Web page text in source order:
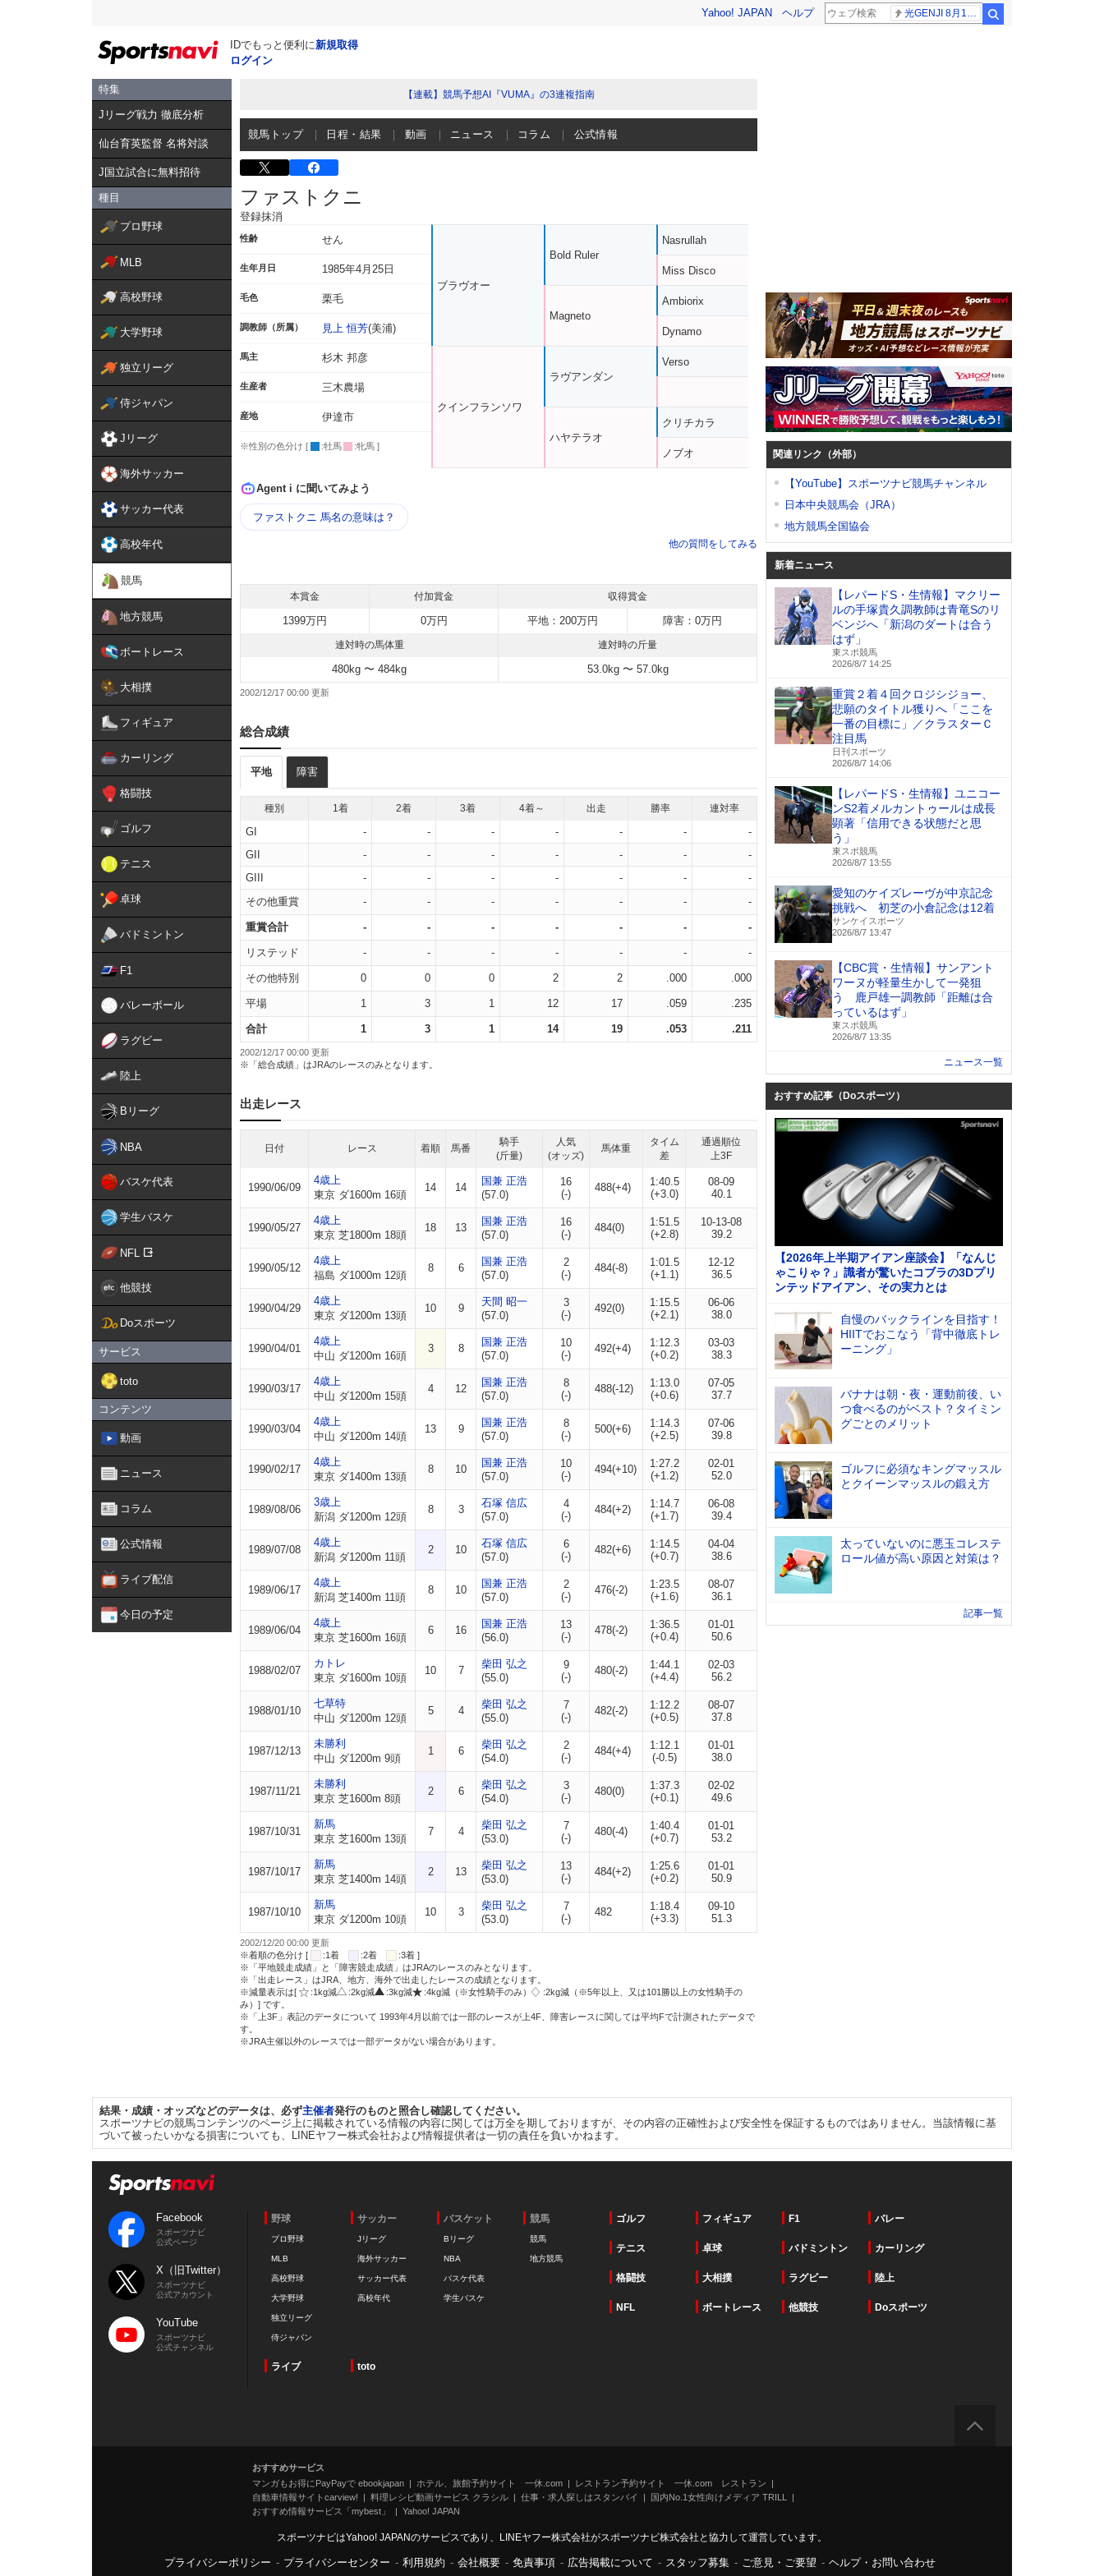
Yahoo! JAPAN ヘルプ
IDでもっと便利に新規取得
ログイン
特集
Jリーグ戦力 徹底分析
仙台育英監督 名将対談
J国立試合に無料招待
種目
プロ野球
MLB
高校野球
大学野球
独立リーグ
侍ジャパン
Jリーグ
海外サッカー
サッカー代表
高校年代
競馬
地方競馬
ボートレース
大相撲
フィギュア
カーリング
格闘技
ゴルフ
テニス
卓球
バドミントン
F1
バレーボール
ラグビー
陸上
Bリーグ
NBA
バスケ代表
学生バスケ
NFL
他競技
Doスポーツ
サービス
toto
コンテンツ
動画
ニュース
コラム
公式情報
ライブ配信
今日の予定
【連載】競馬予想AI『VUMA』の3連複指南
競馬トップ 日程・結果 動画 ニュース コラム 公式情報
ファストクニ
登録抹消
性齢 せん
生年月日 1985年4月25日
毛色 栗毛
調教師（所属） 見上 恒芳(美浦)
馬主 杉木 邦彦
生産者 三木農場
産地 伊達市
※性別の色分け [ :牡馬 :牝馬 ]
ブラヴオー
クインフランソワ
Bold Ruler
Magneto
ラヴアンダン
ハヤテラオ
Nasrullah
Miss Disco
Ambiorix
Dynamo
Verso
クリチカラ
ノブオ
Agent i に聞いてみよう
ファストクニ 馬名の意味は？
他の質問をしてみる
本賞金 付加賞金 収得賞金
1399万円 0万円 平地：200万円 障害：0万円
連対時の馬体重 連対時の斤量
480kg 〜 484kg 53.0kg 〜 57.0kg
2002/12/17 00:00
総合成績
平地 障害
種別 1着 2着 3着 4着～ 出走 勝率 連対率
GI - - - - - -
-
GII
- - - - - -
-
GIII
- - - - - -
-
その他重賞
- - - - - - -
重賞合計 - - - - - - -
リステッド - - - - - - -
その他特別 0 0 0 2 2 .000 .000
平場 1 3 1 12 17 .059 .235
合計 1 3 1 14 19 .053 .211
2002/12/17 00:00 更新
※「総合成績」はJRAのレースのみとなります。
出走レース
日付 レース 着順 馬番
騎手
(斤量)
人気
(オッズ)
馬体重
タイム
差
通過順位
上3F
1990/06/09
4歳上
東京 ダ1600m 16頭
14 14
国兼 正浩
(57.0)
16
(-)
488(+4)
1:40.5
(+3.0)
08-09
40.1
1990/05/27
4歳上
東京 芝1800m 18頭
18 13
国兼 正浩
(57.0)
16
(-)
484(0)
1:51.5
(+2.8)
10-13-08
39.2
1990/05/12
4歳上
福島 ダ1000m 12頭
8 6
国兼 正浩
(57.0)
2
(-)
484(-8)
1:01.5
(+1.1)
12-12
36.5
1990/04/29
4歳上
東京 ダ1200m 13頭
10 9
天間 昭一
(57.0)
3
(-)
492(0)
1:15.5
(+2.1)
06-06
38.0
1990/04/01
4歳上
中山 ダ1200m 16頭
3 8
国兼 正浩
(57.0)
10
(-)
492(+4)
1:12.3
(+0.2)
03-03
38.3
1990/03/17
4歳上
中山 ダ1200m 15頭
4 12
国兼 正浩
(57.0)
8
(-)
488(-12)
1:13.0
(+0.6)
07-05
37.7
1990/03/04
4歳上
中山 ダ1200m 14頭
13 9
国兼 正浩
(57.0)
8
(-)
500(+6)
1:14.3
(+2.5)
07-06
39.8
1990/02/17
4歳上
東京 ダ1400m 13頭
8 10
国兼 正浩
(57.0)
10
(-)
494(+10)
1:27.2
(+1.2)
02-01
52.0
1989/08/06
3歳上
新潟 ダ1200m 12頭
8 3
石塚 信広
(57.0)
4
(-)
484(+2)
1:14.7
(+1.7)
06-08
39.4
1989/07/08
4歳上
新潟 ダ1200m 11頭
2 10
石塚 信広
(57.0)
6
(-)
482(+6)
1:14.5
(+0.7)
04-04
38.6
1989/06/17
4歳上
新潟 芝1400m 11頭
8 10
国兼 正浩
(57.0)
2
(-)
476(-2)
1:23.5
(+1.6)
08-07
36.1
1989/06/04
4歳上
東京 芝1600m 16頭
6 16
国兼 正浩
(56.0)
13
(-)
478(-2)
1:36.5
(+0.4)
01-01
50.6
1988/02/07
カトレ
東京 ダ1600m 10頭
10 7
柴田 弘之
(55.0)
9
(-)
480(-2)
1:44.1
(+4.4)
02-03
56.2
1988/01/10
七草特
中山 ダ1200m 12頭
5 4
柴田 弘之
(55.0)
7
(-)
482(-2)
1:12.2
(+0.5)
08-07
37.8
1987/12/13
未勝利
中山 ダ1200m 9頭
1 6
柴田 弘之
(54.0)
2
(-)
484(+4)
1:12.1
(-0.5)
01-01
38.0
1987/11/21
未勝利
東京 芝1600m 8頭
2 6
柴田 弘之
(54.0)
3
(-)
480(0)
1:37.3
(+0.1)
02-02
49.6
1987/10/31
新馬
東京 芝1600m 13頭
7 4
柴田 弘之
(53.0)
7
(-)
480(-4)
1:40.4
(+0.7)
01-01
53.2
1987/10/17
新馬
東京 芝1400m 14頭
2 13
柴田 弘之
(53.0)
13
(-)
484(+2)
1:25.6
(+0.2)
01-01
50.9
1987/10/10
新馬
東京 ダ1200m 10頭
10 3
柴田 弘之
(53.0)
7
(-)
482
1:18.4
(+3.3)
09-10
51.3
2002/12/20 00:00 更新
※着順の色分け [
:1着 :2着
:3着 ]
※「平地競走成績」と「障害競走成績」はJRAのレースのみとなります。
※「出走レース」はJRA、地方、海外で出走したレースの成績となります。
※減量表示は[
:1kg減 :2kg減 :3kg減 :4kg減（※女性騎手のみ）
:2kg減（※5年以上、又は101勝以上の女性騎手の
み）] です。
※「上3F」表記のデータについて 1993年4月以前では一部のレースが上4F、障害レースに関しては平均Fで計測されたデータで
す。
※JRA主催以外のレースでは一部データがない場合があります。
関連リンク（外部）
【YouTube】スポーツナビ競馬チャンネル
日本中央競馬会（JRA）
地方競馬全国協会
新着ニュース
【レパードS・生情報】マクリー
ルの手塚貴久調教師は青竜Sのリ
ベンジへ「新潟のダートは合う
はず」
東スポ競馬
2026/8/7 14:25
重賞２着４回クロジシジョー、
悲願のタイトル獲りへ「ここを
一番の目標に」／クラスターＣ
注目馬
日刊スポーツ
2026/8/7 14:06
【レパードS・生情報】ユニコー
ンS2着メルカントゥールは成長
顕著「信用できる状態だと思
う」
東スポ競馬
2026/8/7 13:55
愛知のケイズレーヴが中京記念
挑戦へ 初芝の小倉記念は12着
サンケイスポーツ
2026/8/7 13:47
【CBC賞・生情報】サンアント
ワーヌが軽量生かして一発狙
う 鹿戸雄一調教師「距離は合
っているはず」
東スポ競馬
2026/8/7 13:35
ニュース一覧
おすすめ記事（Doスポーツ）
【2026年上半期アイアン座談会】「なんじ
ゃこりゃ？」識者が驚いたコブラの3Dプリ
ンテッドアイアン、その実力とは
自慢のバックラインを目指す！
HIITでおこなう「背中徹底トレ
ーニング」
バナナは朝・夜・運動前後、い
つ食べるのがベスト？タイミン
グごとのメリット
ゴルフに必須なキングマッスル
とクイーンマッスルの鍛え方
太っていないのに悪玉コレステ
ロール値が高い原因と対策は？
記事一覧
結果・成績・オッズなどのデータは、必ず主催者発行のものと照合し確認してください。
スポーツナビの競馬コンテンツのページ上に掲載されている情報の内容に関しては万全を期しておりますが、その内容の正確性および安全性を保証するものではありません。当該情報に基
づいて被ったいかなる損害についても、LINEヤフー株式会社および情報提供者は一切の責任を負いかねます。
Facebook
スポーツナビ
公式ページ
X（旧Twitter）
スポーツナビ
公式アカウント
YouTube
スポーツナビ
公式チャンネル
野球
プロ野球
MLB
高校野球
大学野球
独立リーグ
侍ジャパン
サッカー
Jリーグ
海外サッカー
サッカー代表
高校年代
バスケット
Bリーグ
NBA
バスケ代表
学生バスケ
競馬
競馬
地方競馬
ゴルフ フィギュア F1 バレー
テニス 卓球 バドミントン カーリング
格闘技 大相撲 ラグビー 陸上
NFL ボートレース 他競技 Doスポーツ
ライブ toto
おすすめサービス
マンガもお得にPayPayで ebookjapan
ホテル、旅館予約サイト 一休.com
レストラン予約サイト 一休.com レストラン
自動車情報サイトcarview!
料理レシピ動画サービス クラシル 仕事・求人探しはスタンバイ
国内No.1女性向けメディア TRILL
おすすめ情報サービス「mybest」
Yahoo! JAPAN
スポーツナビはYahoo! JAPANのサービスであり、LINEヤフー株式会社がスポーツナビ株式会社と協力して運営しています。
プライバシーポリシー - プライバシーセンター - 利用規約 - 会社概要 - 免責事項 - 広告掲載について - スタッフ募集 - ご意見・ご要望 - ヘルプ・お問い合わせ